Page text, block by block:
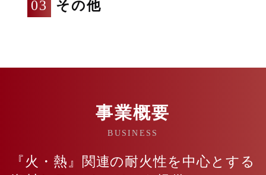
その他
事業概要
BUSINESS
『火・熱』関連の耐火性を中心とする